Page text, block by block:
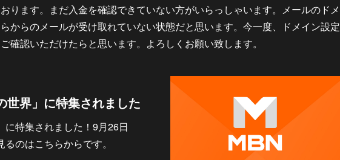
ります。まだ入金を確認できていない方がいらっしゃいます。メールのドメ
からのメールが受け取れていない状態だと思います。今一度、ドメイン設定
確認いただけたらと思います。よろしくお願い致します。
世界」に特集されました
特集されました！9月26日
のはこちらからです。